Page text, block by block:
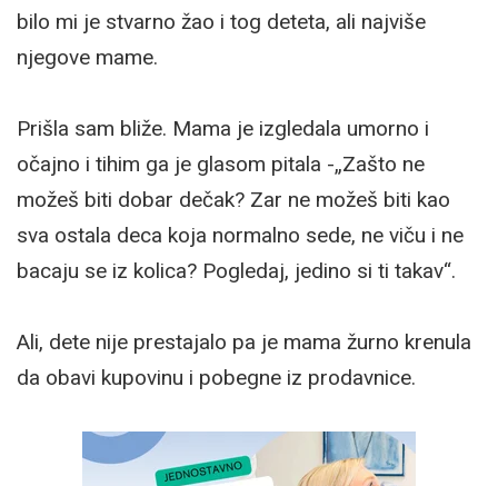
bilo mi je stvarno žao i tog deteta, ali najviše
njegove mame.
Prišla sam bliže. Mama je izgledala umorno i
očajno i tihim ga je glasom pitala -„Zašto ne
možeš biti dobar dečak? Zar ne možeš biti kao
sva ostala deca koja normalno sede, ne viču i ne
bacaju se iz kolica? Pogledaj, jedino si ti takav“.
Ali, dete nije prestajalo pa je mama žurno krenula
da obavi kupovinu i pobegne iz prodavnice.